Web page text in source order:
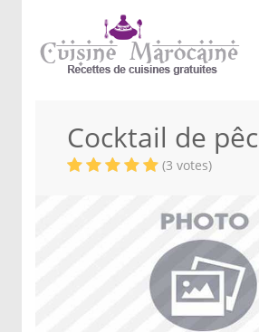
Cocktail de
(3 votes)